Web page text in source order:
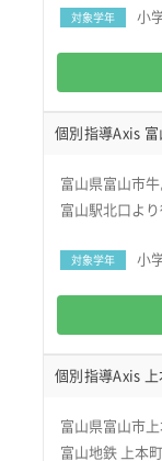
対象学年 小
個別指導Axis 富
富山県富山市
富山駅北口よ
対象学年 小
個別指導Axis 上
富山県富山市
富山地鉄 上本